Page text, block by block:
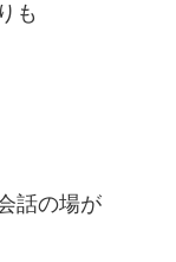
も
話の場が